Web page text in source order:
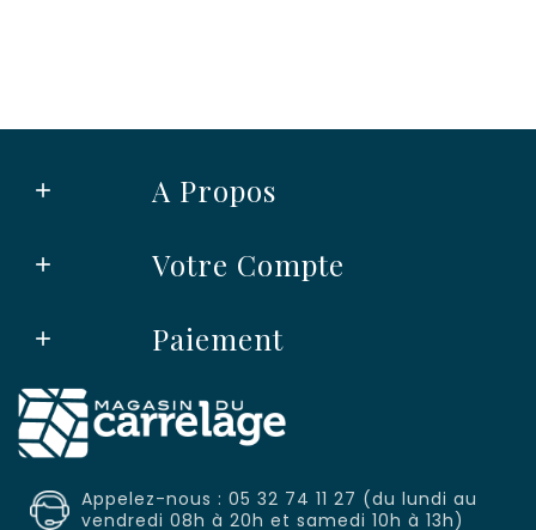
A Propos

Votre Compte

Paiement

Appelez-nous : 05 32 74 11 27 (du lundi au
vendredi 08h à 20h et samedi 10h à 13h)